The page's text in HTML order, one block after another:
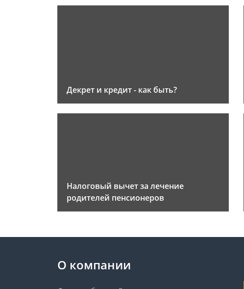
Декрет и кредит - как быть?
Налоговый вычет за лечение
родителей пенсионеров
О компании